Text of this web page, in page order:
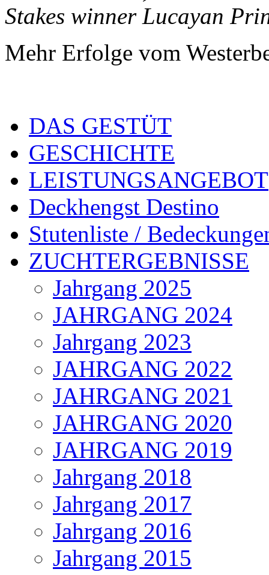
Stakes winner Lucayan
Mehr Erfolge vom
DAS GESTÜT
GESCHICHTE
LEISTUNGSANGEBOT
Deckhengst Destino
Stutenliste /
ZUCHTERGEBNISSE
Jahrgang 2025
JAHRGANG 2024
Jahrgang 2023
JAHRGANG 2022
JAHRGANG 2021
JAHRGANG 2020
JAHRGANG 2019
Jahrgang 2018
Jahrgang 2017
Jahrgang 2016
Jahrgang 2015